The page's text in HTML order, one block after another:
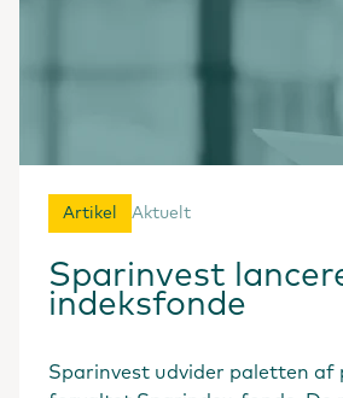
Artikel Aktuelt
Sparinvest
indeksfonde
Sparinvest udvider paletten af